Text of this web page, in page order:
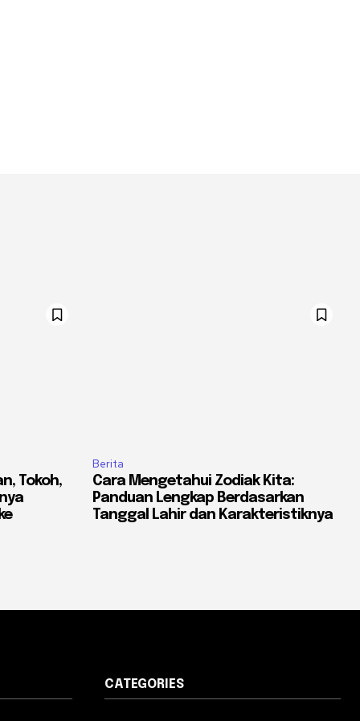
Tokoh,
Berita
Cara Mengetahui Zodiak Kita:
Panduan Lengkap Berdasarkan
Tanggal Lahir dan Karakteristiknya
CATEGORIES